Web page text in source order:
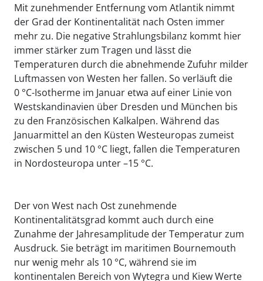
Mit zunehmender Entfernung vom Atlantik nimmt
der Grad der Kontinentalität nach Osten immer
mehr zu. Die negative Strahlungsbilanz kommt hier
immer stärker zum Tragen und lässt die
Temperaturen durch die abnehmende Zufuhr milder
Luftmassen von Westen her fallen. So verläuft die
0 °C-Isotherme im Januar etwa auf einer Linie von
Westskandinavien über Dresden und München bis
zu den Französischen Kalkalpen. Während das
Januarmittel an den Küsten Westeuropas zumeist
zwischen 5 und 10 °C liegt, fallen die Temperaturen
in Nordosteuropa unter –15 °C.
Der von West nach Ost zunehmende
Kontinentalitätsgrad kommt auch durch eine
Zunahme der Jahresamplitude der Temperatur zum
Ausdruck. Sie beträgt im maritimen Bournemouth
nur wenig mehr als 10 °C, während sie im
kontinentalen Bereich von Wytegra und Kiew Werte